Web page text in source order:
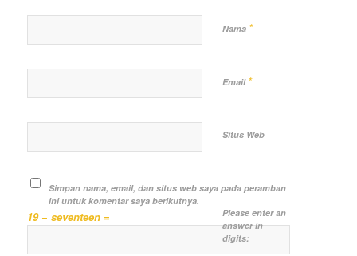
Nama *
Email *
Situs Web
Simpan nama, email, dan situs web saya pada peramban
ini untuk komentar saya berikutnya.
Please enter an
answer in
digits:
19 − seventeen =